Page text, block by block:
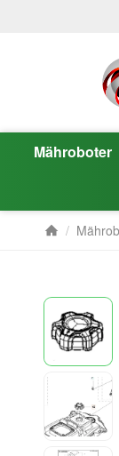
Mähroboter
/